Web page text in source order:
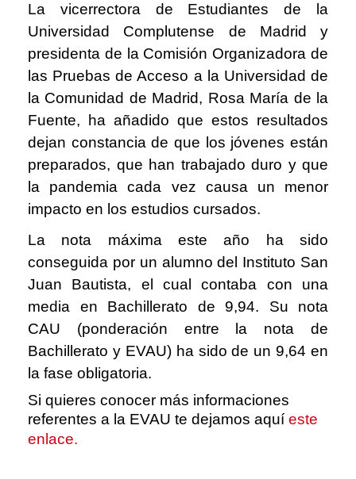
La vicerrectora de Estudiantes de la
Universidad Complutense de Madrid y
presidenta de la Comisión Organizadora de
las Pruebas de Acceso a la Universidad de
la Comunidad de Madrid, Rosa María de la
Fuente, ha añadido que estos resultados
dejan constancia de que los jóvenes están
preparados, que han trabajado duro y que
la pandemia cada vez causa un menor
impacto en los estudios cursados.
La nota máxima este año ha sido
conseguida por un alumno del Instituto San
Juan Bautista, el cual contaba con una
media en Bachillerato de 9,94. Su nota
CAU (ponderación entre la nota de
Bachillerato y EVAU) ha sido de un 9,64 en
la fase obligatoria.
Si quieres conocer más informaciones
referentes a la EVAU te dejamos aquí este
enlace.